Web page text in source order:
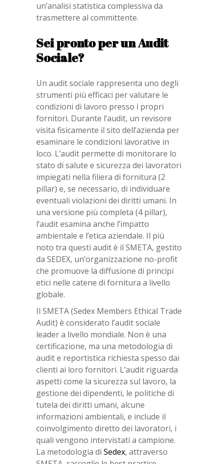
un’analisi statistica complessiva da
trasmettere al committente.
Sei pronto per un Audit
Sociale?
Un audit sociale rappresenta uno degli
strumenti più efficaci per valutare le
condizioni di lavoro presso i propri
fornitori. Durante l’audit, un revisore
visita fisicamente il sito dell’azienda per
esaminare le condizioni lavorative in
loco. L’audit permette di monitorare lo
stato di salute e sicurezza dei lavoratori
impiegati nella filiera di fornitura (2
pillar) e, se necessario, di individuare
eventuali violazioni dei diritti umani. In
una versione più completa (4 pillar),
l’audit esamina anche l’impatto
ambientale e l’etica aziendale. Il più
noto tra questi audit è il SMETA, gestito
da SEDEX, un’organizzazione no-profit
che promuove la diffusione di principi
etici nelle catene di fornitura a livello
globale.
Il SMETA (Sedex Members Ethical Trade
Audit) è considerato l’audit sociale
leader a livello mondiale. Non è una
certificazione, ma una metodologia di
audit e reportistica richiesta spesso dai
clienti ai loro fornitori. L’audit riguarda
aspetti come la sicurezza sul lavoro, la
gestione dei dipendenti, le politiche di
tutela dei diritti umani, alcune
informazioni ambientali, e include il
coinvolgimento diretto dei lavoratori, i
quali vengono intervistati a campione.
La metodologia di Sedex, attraverso